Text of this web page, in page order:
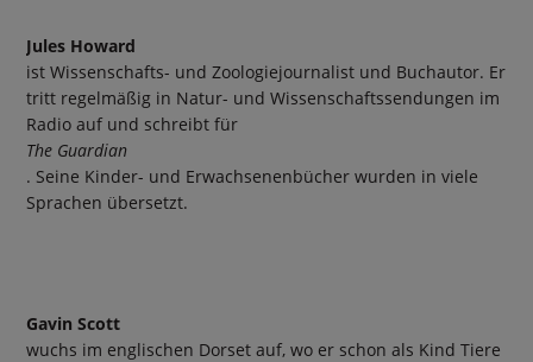
Jules Howard
ist Wissenschafts- und Zoologiejournalist und Buchautor. Er
tritt regelmäßig in Natur- und Wissenschaftssendungen im
Radio auf und schreibt für
The Guardian
. Seine Kinder- und Erwachsenenbücher wurden in viele
Sprachen übersetzt.
Gavin Scott
wuchs im englischen Dorset auf, wo er schon als Kind Tiere